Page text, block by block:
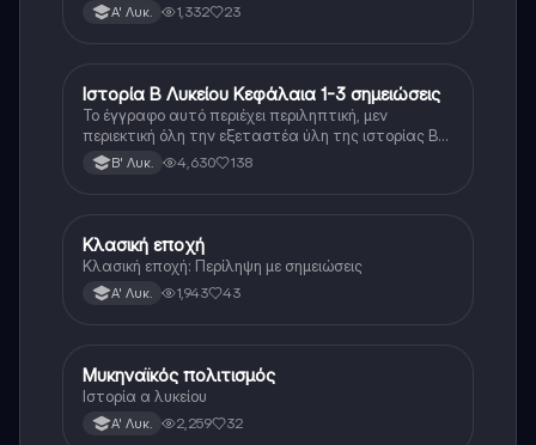
Α' Λυκ. 1,332 23
Ιστορία
Ιστορία Β Λυκείου Κεφάλαια 1-3 σημειώσεις
Το έγγραφο αυτό περιέχει περιληπτική, μεν
περιεκτική όλη την εξεταστέα ύλη της ιστορίας Β
λυκείου για τα πρώτα 3 Κεφάλαια, δηλαδή την
μισή ύλη. Το έγγραφο έχει γραφτεί με προσοχή και
Β' Λυκ. 4,630 138
Ιστορία
Κλασική εποχή
Κλασική εποχή: Περίληψη με σημειώσεις
Α' Λυκ. 1,943 43
Ιστορία
Μυκηναϊκός πολιτισμός
Ιστορία α λυκείου
Α' Λυκ. 2,259 32